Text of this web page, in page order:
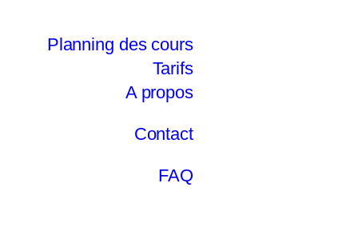
Planning des cours
Tarifs
A propos
Contact
FAQ